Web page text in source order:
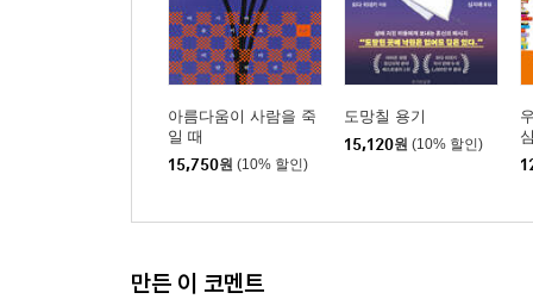
아름다움이 사람을 죽
일 때
15,750원 (10% 할인)
도망칠 용기
15,120원 (10% 할인)
만든 이 코멘트